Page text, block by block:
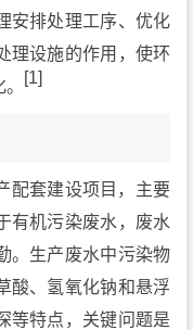
安排处理工序、优化
理设施的作用，使环
[1]
配套建设项目，主要
有机污染废水，废水
。生产废水中污染物
酸、氢氧化钠和悬浮
等特点，关键问题是